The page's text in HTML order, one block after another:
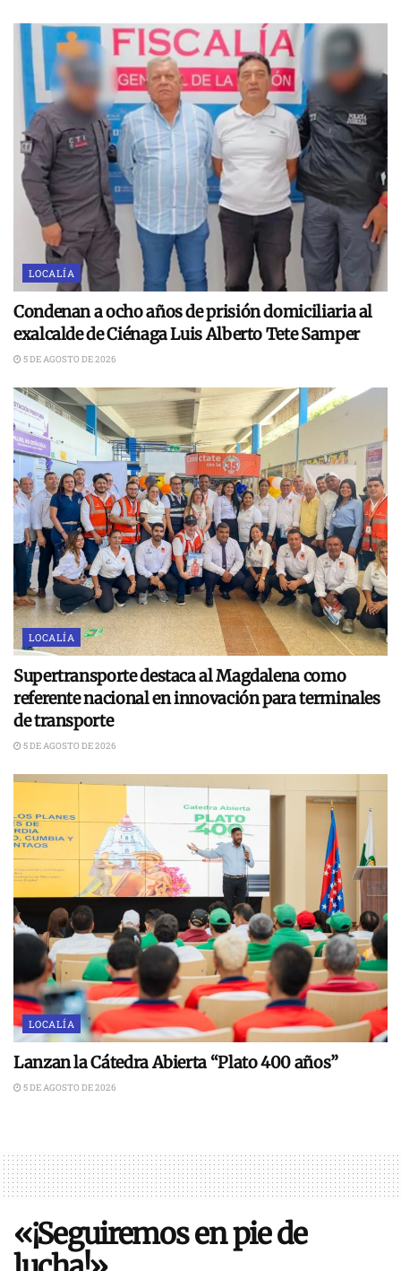
LOCALÍA
Condenan a ocho años de prisión domiciliaria al
exalcalde de Ciénaga Luis Alberto Tete Samper
5 DE AGOSTO DE 2026
LOCALÍA
Supertransporte destaca al Magdalena como
referente nacional en innovación para terminales
de transporte
5 DE AGOSTO DE 2026
LOCALÍA
Lanzan la Cátedra Abierta “Plato 400 años”
5 DE AGOSTO DE 2026
«¡Seguiremos en pie de